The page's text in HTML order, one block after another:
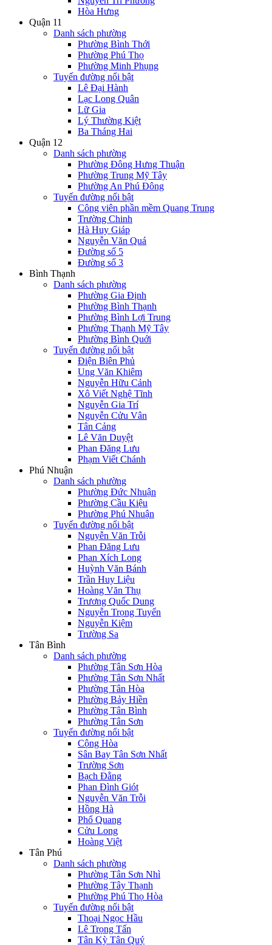
Hòa Hưng
Quận 11
Danh sách phường
Phường Bình Thới
Phường Phú Thọ
Phường Minh Phụng
Tuyến đường nổi bật
Lê Đại Hành
Lạc Long Quân
Lữ Gia
Lý Thường Kiệt
Ba Tháng Hai
Quận 12
Danh sách phường
Phường Đông Hưng Thuận
Phường Trung Mỹ Tây
Phường An Phú Đông
Tuyến đường nổi bật
Công viên phần mềm Quang Trung
Trường Chinh
Hà Huy Giáp
Nguyễn Văn Quá
Đường số 5
Đường số 3
Bình Thạnh
Danh sách phường
Phường Gia Định
Phường Bình Thạnh
Phường Bình Lợi Trung
Phường Thạnh Mỹ Tây
Phường Bình Quới
Tuyến đường nổi bật
Điện Biên Phủ
Ung Văn Khiêm
Nguyễn Hữu Cảnh
Xô Viết Nghệ Tĩnh
Nguyễn Gia Trí
Nguyễn Cửu Vân
Tân Cảng
Lê Văn Duyệt
Phan Đăng Lưu
Phạm Viết Chánh
Phú Nhuận
Danh sách phường
Phường Đức Nhuận
Phường Cầu Kiệu
Phường Phú Nhuận
Tuyến đường nổi bật
Nguyễn Văn Trỗi
Phan Đăng Lưu
Phan Xích Long
Huỳnh Văn Bánh
Trần Huy Liệu
Hoàng Văn Thụ
Trương Quốc Dung
Nguyễn Trọng Tuyển
Nguyễn Kiệm
Trường Sa
Tân Bình
Danh sách phường
Phường Tân Sơn Hòa
Phường Tân Sơn Nhất
Phường Tân Hòa
Phường Bảy Hiền
Phường Tân Bình
Phường Tân Sơn
Tuyến đường nổi bật
Cộng Hòa
Sân Bay Tân Sơn Nhất
Trường Sơn
Bạch Đằng
Phan Đình Giót
Nguyễn Văn Trỗi
Hồng Hà
Phổ Quang
Cửu Long
Hoàng Việt
Tân Phú
Danh sách phường
Phường Tân Sơn Nhì
Phường Tây Thạnh
Phường Phú Thọ Hòa
Tuyến đường nổi bật
Thoại Ngọc Hầu
Lê Trọng Tấn
Tân Kỳ Tân Quý